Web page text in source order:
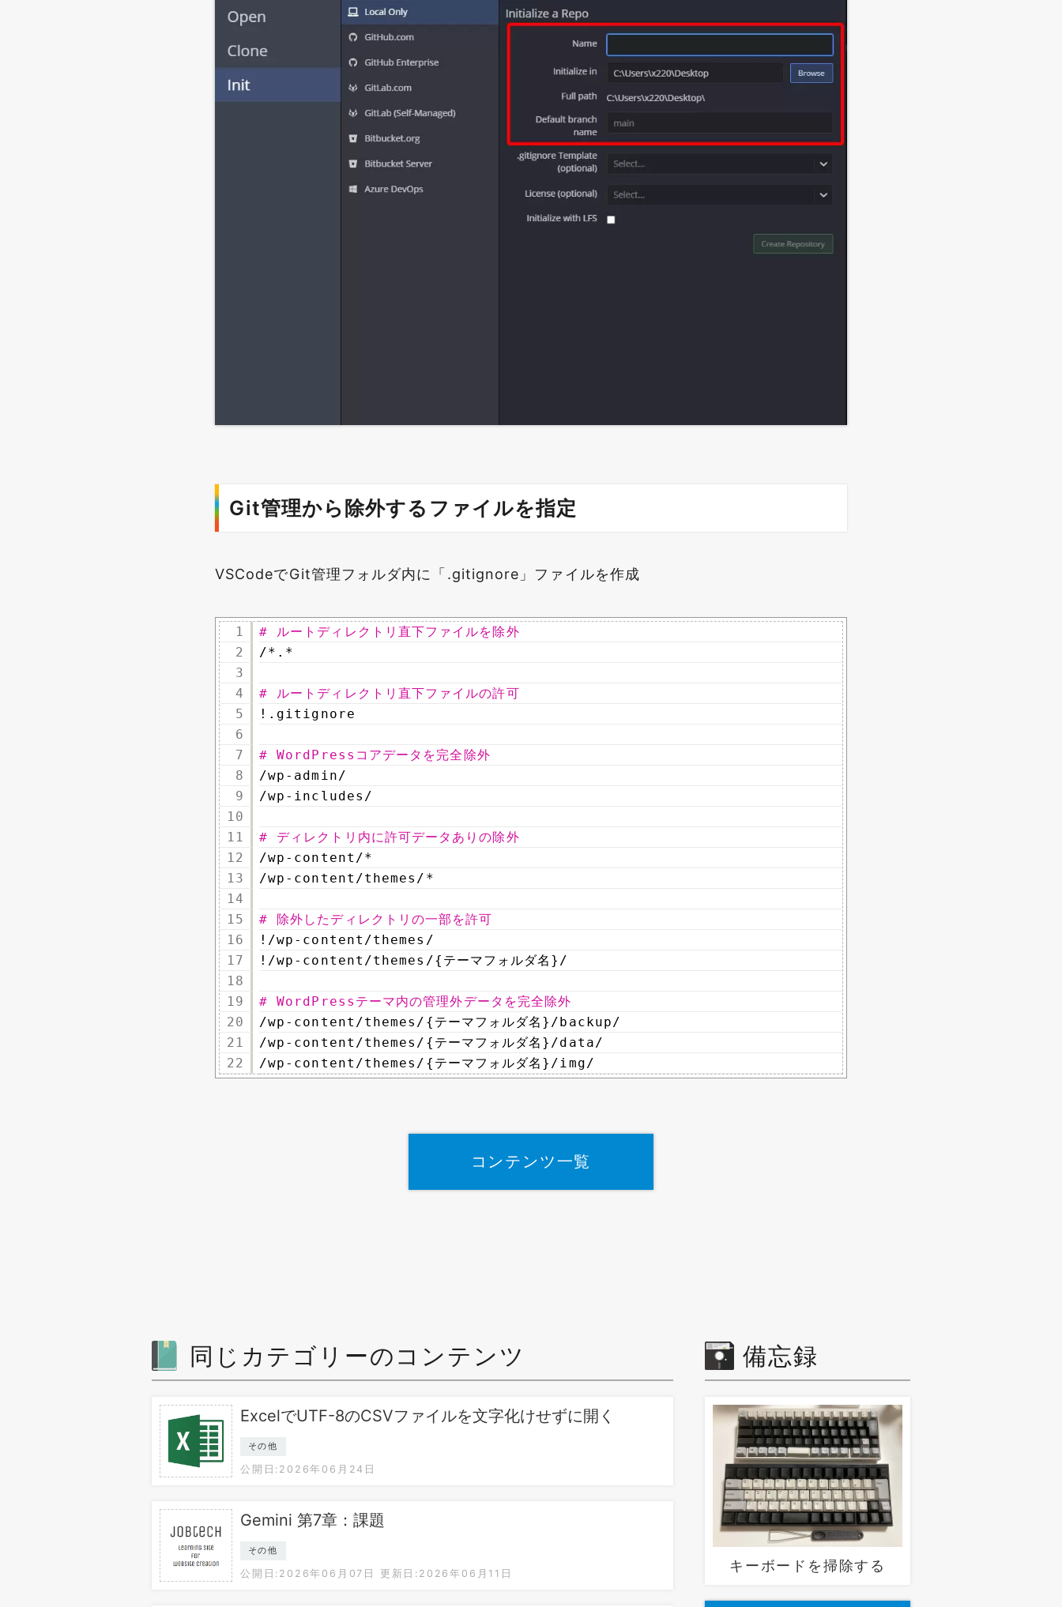
Git管理から除外するファイルを指定
VSCodeでGit管理フォルダ内に「.gitignore」ファイルを作成
1
2
3
4
5
6
7
8
9
10
11
12
13
14
15
16
17
18
19
20
21
22
# ルートディレクトリ直下ファイルを除外
/*.*
# ルートディレクトリ直下ファイルの許可
!.gitignore
# WordPressコアデータを完全除外
/wp-admin/
/wp-includes/
# ディレクトリ内に許可データありの除外
/wp-content/*
/wp-content/themes/ *
# 除外したディレクトリの一部を許可
! /wp-content/themes/
! /wp-content/themes/{テーマフォルダ名}/
# WordPressテーマ内の管理外データを完全除外
/wp-content/themes/ {テーマフォルダ名} /backup/
/wp-content/themes/ {テーマフォルダ名} /data/
/wp-content/themes/ {テーマフォルダ名} /img/
コンテンツ一覧
同じカテゴリーのコンテンツ
ExcelでUTF-8のCSVファイルを文字化けせずに開く
その他
公開日:2026年06月24日
Gemini 第7章：課題
その他
公開日:2026年06月07日 更新日:2026年06月11日
備忘録
キーボードを掃除する